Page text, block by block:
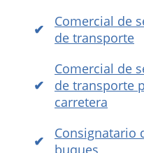
Comercial de
de transporte
Comercial de
de transporte
carretera
Consignatario